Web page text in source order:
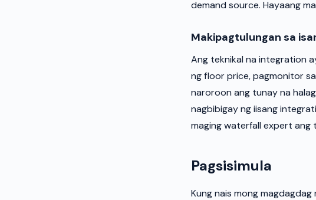
demand source. Hayaang
Makipagtulungan sa
Ang teknikal na integration
ng floor price, pagmonitor
naroroon ang tunay na
nagbibigay ng iisang
maging waterfall expert ang
Pagsisimula
Kung nais mong